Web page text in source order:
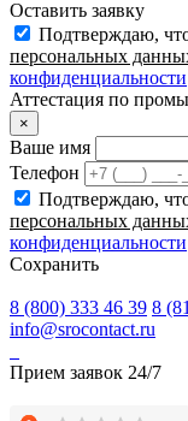
Оставить заявку
Подтверждаю,
персональных
конфиденциальности
Аттестация по
×
Ваше имя
Телефон
Подтверждаю,
персональных
конфиденциальности
Сохранить
8 (800) 333 46 39 8
info@srocontact.ru
Прием заявок 24/7